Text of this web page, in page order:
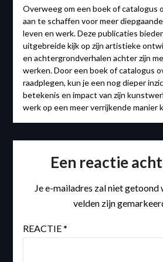
Overweeg om een boek of catalogus
aan te schaffen voor meer
leven en werk. Deze publicaties
uitgebreide kijk op zijn artistieke
en achtergrondverhalen achter zijn
werken. Door een boek of catalogus
raadplegen, kun je een nog dieper
betekenis en impact van zijn
werk op een meer verrijkende manier
Een reactie
Je e-mailadres zal niet getoond
velden zijn
REACTIE*